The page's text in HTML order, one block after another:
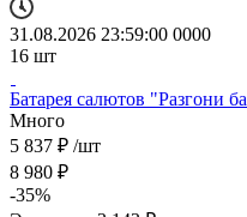
31.08.2026 23:59:00 0000
16 шт
Батарея салютов "Разгони
Много
5 837 ₽ /шт
8 980 ₽
-35%